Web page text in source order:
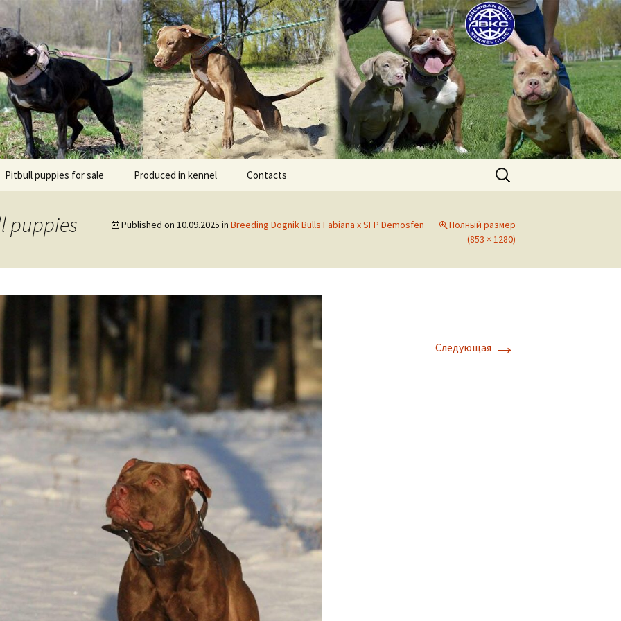
BULLS Europe. ADBA registered. APBT puppies for sale. Worldwide shipping
Pitbull puppies for sale Produced in kennel Contacts
Найти:
puppies Published on 10.09.2025 in Breeding Dognik Bulls Fabiana x SFP Demosfen
Полный размер
(853 × 1280)
Следующая →